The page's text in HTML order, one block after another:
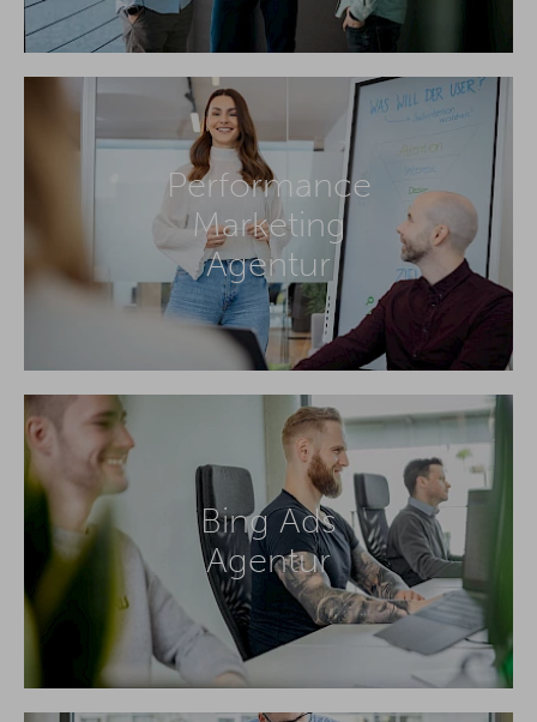
Performance
Marketing
Agentur
Bing Ads
Agentur